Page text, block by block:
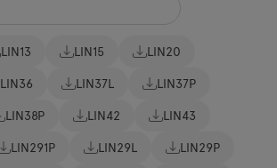
LIN13 LIN15
LIN20
LIN36 LIN37L
LIN37P
LIN38P LIN42
LIN43
LIN291P LIN29L
LIN29P